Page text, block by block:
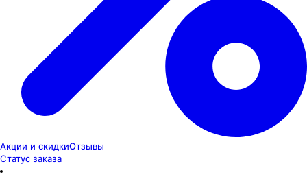
Акции и скидкиОтзывы
Статус заказа